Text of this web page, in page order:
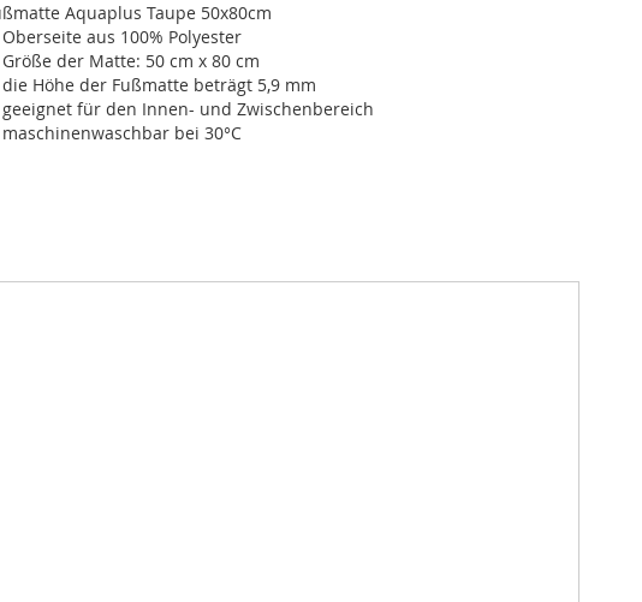
Aquaplus Taupe 50x80cm
aus 100% Polyester
der Matte: 50 cm x 80 cm
Höhe der Fußmatte beträgt 5,9 mm
für den Innen- und Zwischenbereich
bei 30°C